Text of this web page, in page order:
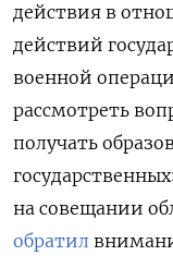
действия в
действий
военной
рассмотреть
получать
на совещании
обратил